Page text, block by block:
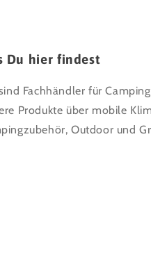
Du hier findest
Fachhändler für
Produkte über mobile
Outdoor und